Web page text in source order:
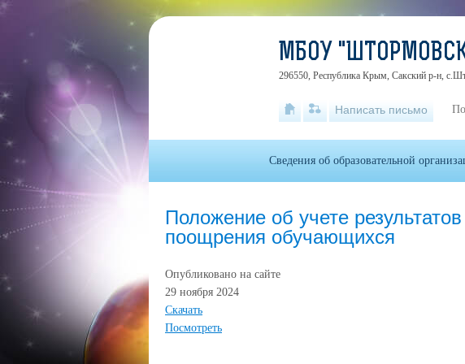
Положение об учете
поощрения обучающихся
Опубликовано на сайте
29 ноября 2024
Скачать
Посмотреть
МБОУ
296550, Республика Крым, Сакский р-н,
Написать письмо
Сведения об образовательной